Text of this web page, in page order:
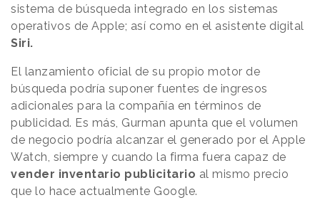
sistema de búsqueda integrado en los sistemas
operativos de Apple; así como en el asistente digital
Siri.
El lanzamiento oficial de su propio motor de
búsqueda podría suponer fuentes de ingresos
adicionales para la compañía en términos de
publicidad. Es más, Gurman apunta que el volumen
de negocio podría alcanzar el generado por el Apple
Watch, siempre y cuando la firma fuera capaz de
vender inventario publicitario al mismo precio
que lo hace actualmente Google.